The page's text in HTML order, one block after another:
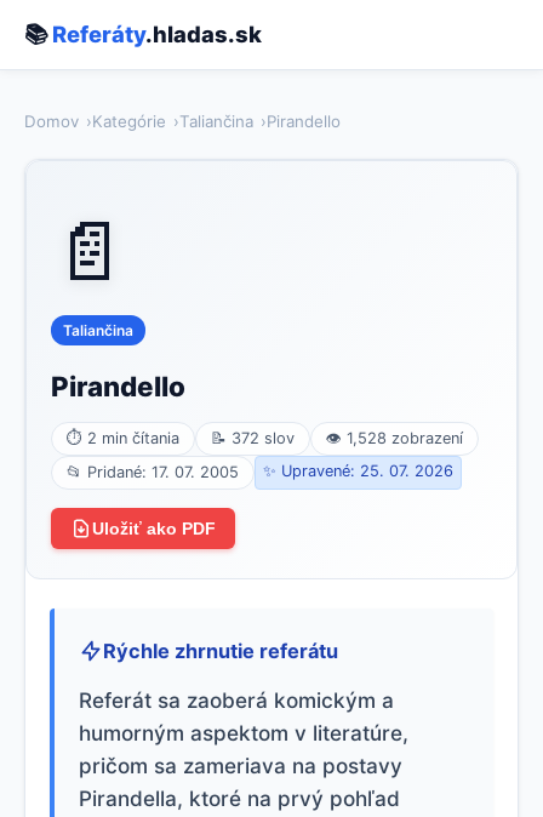
📚Referáty.hladas.sk
Domov Kategórie Taliančina Pirandello
📄
Taliančina
Pirandello
⏱ 2 min čítania 📝 372 slov
👁 1,528 zobrazení
📂 Pridané: 17. 07. 2005
✨ Upravené: 25. 07. 2026
Uložiť ako PDF
Rýchle zhrnutie referátu
Referát sa zaoberá komickým a
humorným aspektom v literatúre,
pričom sa zameriava na postavy
Pirandella, ktoré na prvý pohľad